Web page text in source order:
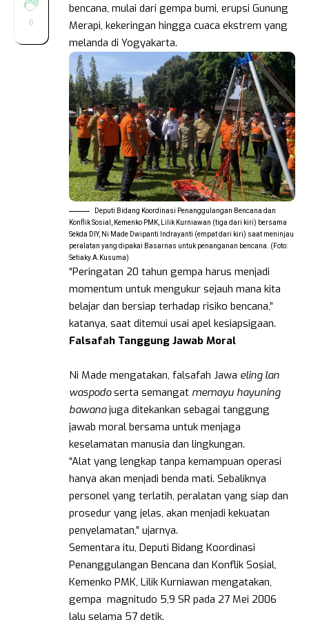
0
bencana, mulai dari gempa bumi, erupsi Gunung
Merapi, kekeringan hingga cuaca ekstrem yang
melanda di Yogyakarta.
Deputi Bidang Koordinasi Penanggulangan Bencana dan
Konflik Sosial, Kemenko PMK, Lilik Kurniawan (tiga dari kiri) bersama
Sekda DIY, Ni Made Dwipanti Indrayanti (empat dari kiri) saat meninjau
peralatan yang dipakai Basarnas untuk penanganan bencana. (Foto:
Setiaky.A.Kusuma)
“Peringatan 20 tahun gempa harus menjadi
momentum untuk mengukur sejauh mana kita
belajar dan bersiap terhadap risiko bencana,”
katanya, saat ditemui usai apel kesiapsigaan.
Falsafah Tanggung Jawab Moral
Ni Made mengatakan, falsafah Jawa eling lan
waspodoserta semangat memayu hayuning
bawanajuga ditekankan sebagai tanggung
jawab moral bersama untuk menjaga
keselamatan manusia dan lingkungan.
“Alat yang lengkap tanpa kemampuan operasi
hanya akan menjadi benda mati. Sebaliknya
personel yang terlatih, peralatan yang siap dan
prosedur yang jelas, akan menjadi kekuatan
penyelamatan,” ujarnya.
Sementara itu, Deputi Bidang Koordinasi
Penanggulangan Bencana dan Konflik Sosial,
Kemenko PMK, Lilik Kurniawan mengatakan,
gempa magnitudo 5,9 SR pada 27 Mei 2006
lalu selama 57 detik.